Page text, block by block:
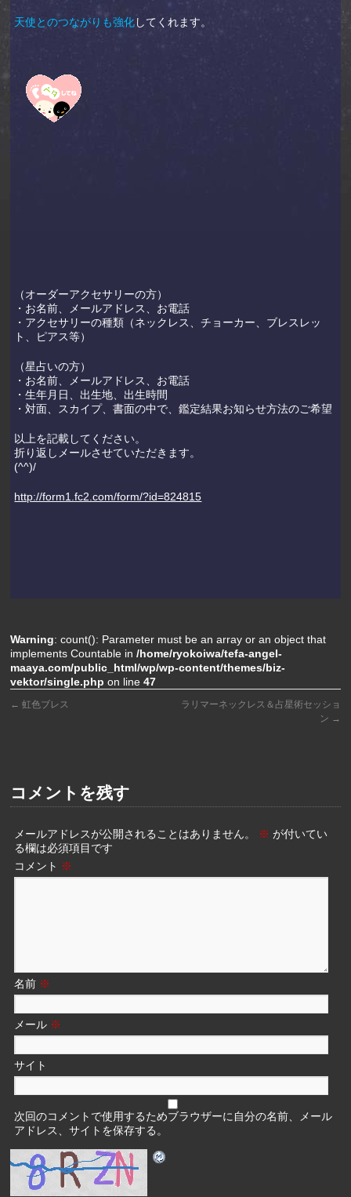
天使とのつながりも強化してくれます。
（オーダーアクセサリーの方）
・お名前、メールアドレス、お電話
・アクセサリーの種類（ネックレス、チョーカー、ブレスレッ
ト、ピアス等）
（星占いの方）
・お名前、メールアドレス、お電話
・生年月日、出生地、出生時間
・対面、スカイプ、書面の中で、鑑定結果お知らせ方法のご希望
以上を記載してください。
折り返しメールさせていただきます。
(^^)/
http://form1.fc2.com/form/?id=824815
Warning: count(): Parameter must be an array or an object that
implements Countable in/home/ryokoiwa/tefa-angel-
maaya.com/public_html/wp/wp-content/themes/biz-
vektor/single.php on line47
← 虹色ブレス
ラリマーネックレス＆占星術セッショ
ン →
コメントを残す
メールアドレスが公開されることはありません。 ※ が付いてい
る欄は必須項目です
コメント ※
名前 ※
メール ※
サイト
次回のコメントで使用するためブラウザーに自分の名前、メール
アドレス、サイトを保存する。